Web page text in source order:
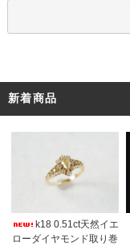
新着商品
k18 0.51ct天然イエ
ローダイヤモンド取り巻